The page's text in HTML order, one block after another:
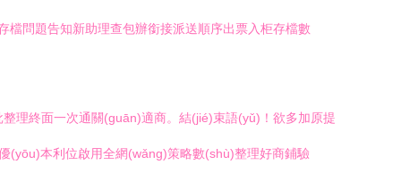
問題告知新助理查包辦銜接派送順序出票入柜存檔數
理終面一次通關(guān)適商。結(jié)束語(yǔ)！欲多加原提
(yōu)本利位啟用全網(wǎng)策略數(shù)整理好商鋪驗